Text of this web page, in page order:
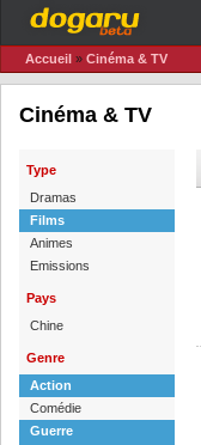
Accueil » Cinéma & TV
Cinéma & TV
Type
Dramas
Films
Animes
Emissions
Pays
Chine
Genre
Action
Comédie
Guerre